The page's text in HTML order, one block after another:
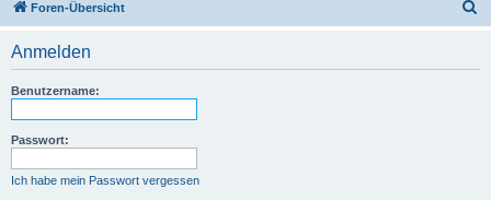
Foren-Übersicht
Anmelden
Benutzername:
Passwort:
Ich habe mein Passwort vergessen